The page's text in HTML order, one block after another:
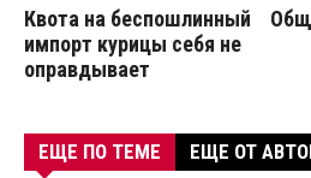
Квота на беспошлинный
импорт курицы себя не
оправдывает
ЕЩЕ ПО ТЕМЕ ЕЩЕ ОТ